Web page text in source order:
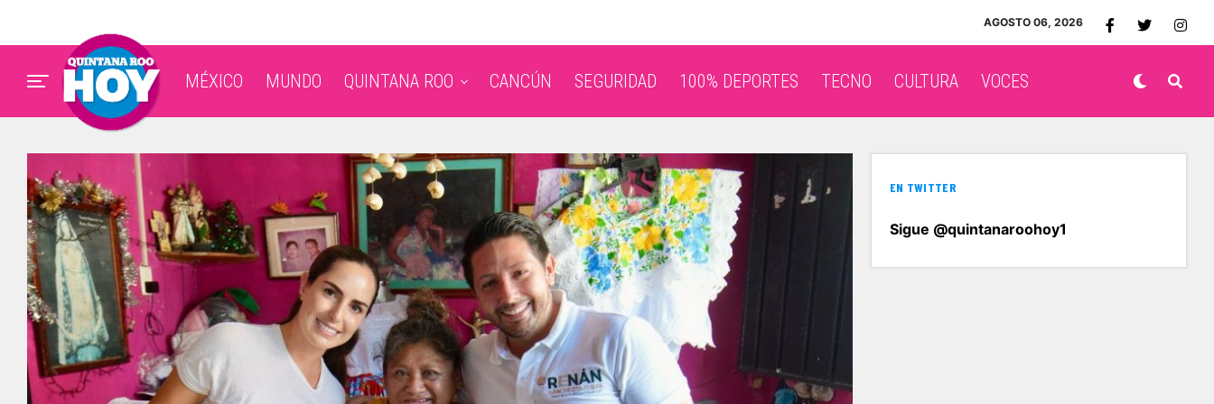
AGOSTO 06, 2026
MÉXICO MUNDO QUINTANA ROO CANCÚN SEGURIDAD 100% DEPORTES TECNO CULTURA VOCES
EN TWITTER
Sigue @quintanaroohoy1